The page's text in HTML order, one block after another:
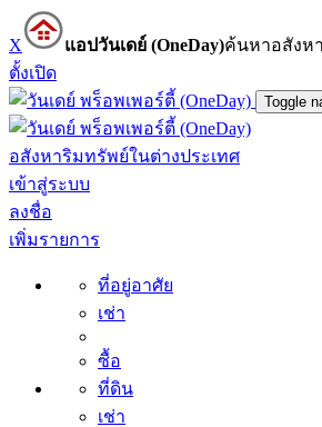
X แอปวันเดย์ (OneDay)ค้นหาอสังห
ตั้งเปิด
Toggle
อสังหาริมทรัพย์ในต่างประเทศ
เข้าสู่ระบบ
ลงชื่อ
เพิ่มรายการ
ที่อยู่อาศัย
เช่า
ซื้อ
ที่ดิน
เช่า